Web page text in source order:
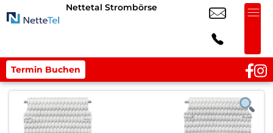
Nettetal Strombörse
Termin Buchen